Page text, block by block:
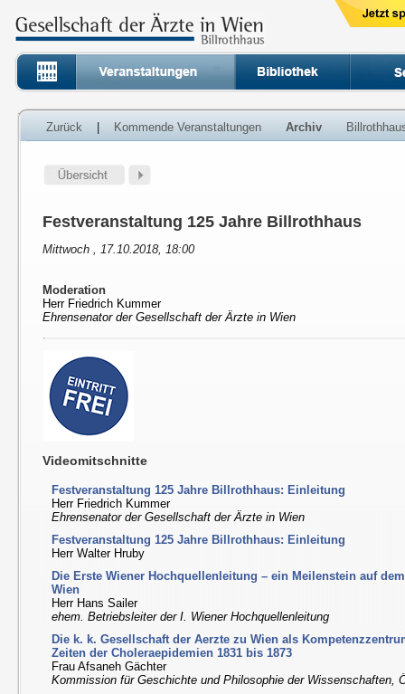
Zurück Kommende Veranstaltungen Archiv
Festveranstaltung 125 Jahre Billrothhaus
Mittwoch , 17.10.2018, 18:00
Moderation
Herr Friedrich Kummer
Ehrensenator der Gesellschaft der Ärzte in Wien
Videomitschnitte
Festveranstaltung 125 Jahre Billrothhaus: Einleitung
Herr Friedrich Kummer
Ehrensenator der Gesellschaft der Ärzte in Wien
Festveranstaltung 125 Jahre Billrothhaus: Einleitung
Herr Walter Hruby
Die Erste Wiener Hochquellenleitung – ein Meilenstein auf
Wien
Herr Hans Sailer
ehem. Betriebsleiter der I. Wiener Hochquellenleitung
Die k. k. Gesellschaft der Aerzte zu Wien als
Zeiten der Choleraepidemien 1831 bis 1873
Frau Afsaneh Gächter
Kommission für Geschichte und Philosophie der Wissenschaften,